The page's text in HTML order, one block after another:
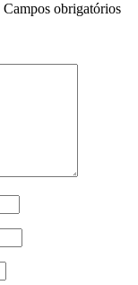
Campos obrigatórios